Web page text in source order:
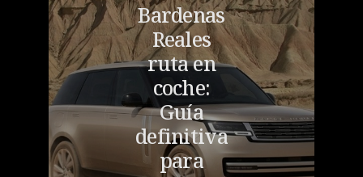
Bardenas
Reales
ruta en
coche:
Guía
definitiva
para